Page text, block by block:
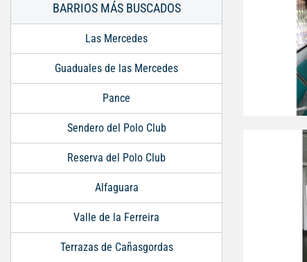
BARRIOS MÁS BUSCADOS
Las Mercedes
Guaduales de las Mercedes
Pance
Sendero del Polo Club
Reserva del Polo Club
Alfaguara
Valle de la Ferreira
Terrazas de Cañasgordas